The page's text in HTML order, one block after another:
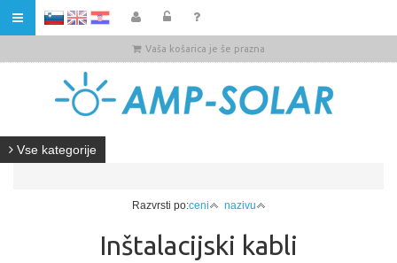
HR
Vaša košarica je še prazna
Vse kategorije
Razvrsti po:ceni nazivu
Inštalacijski kabli